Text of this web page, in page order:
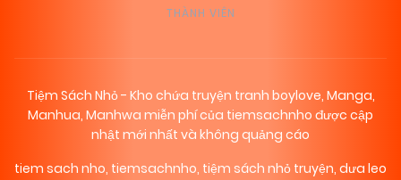
THÀNH VIÊN
Tiệm Sách Nhỏ - Kho chứa truyện tranh boylove, Manga,
Manhua, Manhwa miễn phí của tiemsachnho được cập
nhật mới nhất và không quảng cáo
tiem sach nho, tiemsachnho, tiệm sách nhỏ truyện, dưa leo